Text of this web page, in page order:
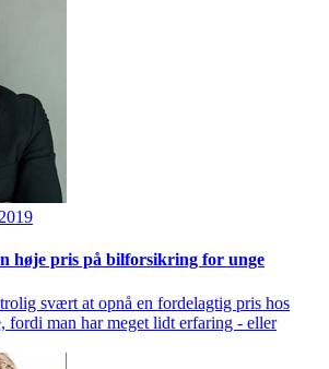
høje pris på bilforsikring for unge
svært at opnå en fordelagtig pris hos
fordi man har meget lidt erfaring - eller